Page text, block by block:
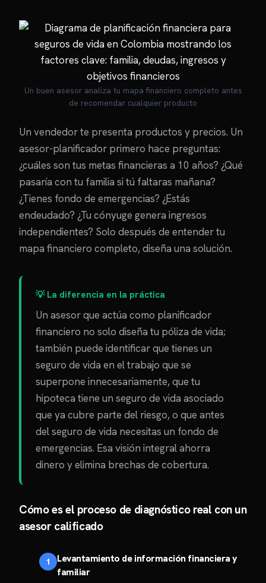
Un buen asesor analiza tu mapa financiero completo antes
de recomendar cualquier producto
Un vendedor te presenta productos y precios. Un
asesor-planificador primero hace preguntas:
¿cuáles son tus metas financieras a 10 años? ¿Qué
pasaría con tu familia si tú faltaras mañana?
¿Tienes fondo de emergencias? ¿Estás
endeudado? ¿Tu cónyuge genera ingresos
independientes? Solo después de entender tu
mapa financiero completo, diseña una solución.
💡 La diferencia en la práctica
Un asesor que actúa como planificador
financiero no solo diseña tu póliza de vida;
también puede identificar que tienes un
seguro de vida en el trabajo que se
superpone innecesariamente, que tu
hipoteca tiene un seguro de vida asociado
que ya cubre parte del riesgo, o que antes
del seguro de vida necesitas un fondo de
emergencias. Esa visión integral ahorra
dinero y elimina brechas de cobertura.
Cómo es el proceso de diagnóstico real con un
asesor calificado
Levantamiento de información financiera y
familiar